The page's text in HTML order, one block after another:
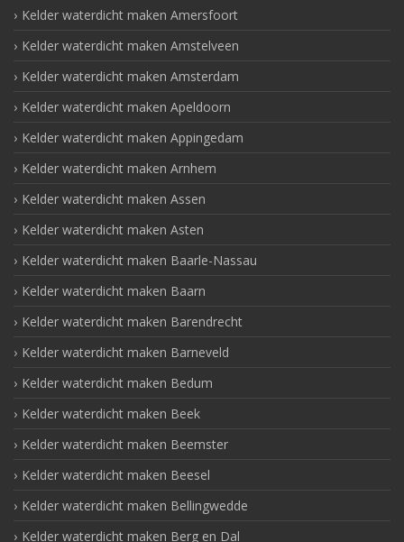
Kelder waterdicht maken Amersfoort
Kelder waterdicht maken Amstelveen
Kelder waterdicht maken Amsterdam
Kelder waterdicht maken Apeldoorn
Kelder waterdicht maken Appingedam
Kelder waterdicht maken Arnhem
Kelder waterdicht maken Assen
Kelder waterdicht maken Asten
Kelder waterdicht maken Baarle-Nassau
Kelder waterdicht maken Baarn
Kelder waterdicht maken Barendrecht
Kelder waterdicht maken Barneveld
Kelder waterdicht maken Bedum
Kelder waterdicht maken Beek
Kelder waterdicht maken Beemster
Kelder waterdicht maken Beesel
Kelder waterdicht maken Bellingwedde
Kelder waterdicht maken Berg en Dal